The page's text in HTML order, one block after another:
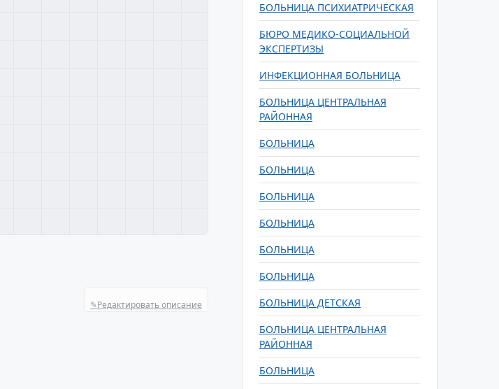
✎Редактировать описание
БОЛЬНИЦА ПСИХИАТРИЧЕСКАЯ
БЮРО МЕДИКО-СОЦИАЛЬНОЙ
ЭКСПЕРТИЗЫ
ИНФЕКЦИОННАЯ БОЛЬНИЦА
БОЛЬНИЦА ЦЕНТРАЛЬНАЯ
РАЙОННАЯ
БОЛЬНИЦА
БОЛЬНИЦА
БОЛЬНИЦА
БОЛЬНИЦА
БОЛЬНИЦА
БОЛЬНИЦА
БОЛЬНИЦА ДЕТСКАЯ
БОЛЬНИЦА ЦЕНТРАЛЬНАЯ
РАЙОННАЯ
БОЛЬНИЦА